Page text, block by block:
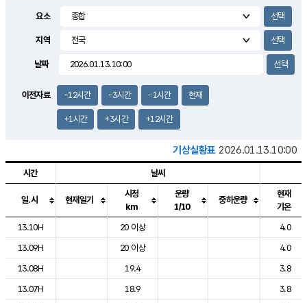
1.7m/s
요소
지역
날짜
이전자료 -12시간 -3시간 -1시간 현재
+1시간 +3시간 +12시간
기상실황표 2026.01.13.10:00
도시별 기상실황표로 지점, 날씨, 기온, 강수, 바람, 기압등을 안내한 표입
시간 날씨
일.시 현재일기
시정
km
운량
1/10
중하운량
현재
기온
13.10H
20 이상
4.0
13.09H
20 이상
4.0
13.08H
19.4
3.8
13.07H
18.9
3.8